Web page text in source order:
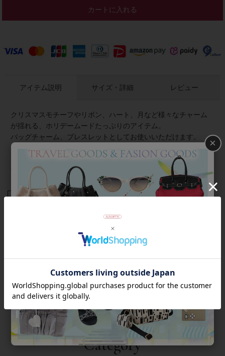
カートに入れる
アイテム説明
クリスマスモチーフやリボン、ハート、月など様々なチャーム
が揺れる、ホリデームードたっぷりのアイテム。
バッグチャーム、ブレスレットとしてお使いいただけます。
※画像6枚目〜は参考画像で、本商品とはモチーフが異なりま
す。サイズのご参考にお役立てくださいませ。
サイズ・詳細 レビュー
商品番号 2223515
返品について
Category
×